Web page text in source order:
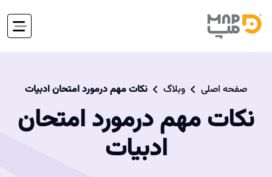
صفحه اصلی وبلاگ نکات مهم درمورد امتحان ادبیات
نکات مهم درمورد امتحان
ادبیات